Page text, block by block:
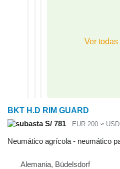
BKT H.D RIM GUARD
S/ 781
EUR 200 ≈
Neumático agrícola - neumático
Alemania, Büdelsdorf